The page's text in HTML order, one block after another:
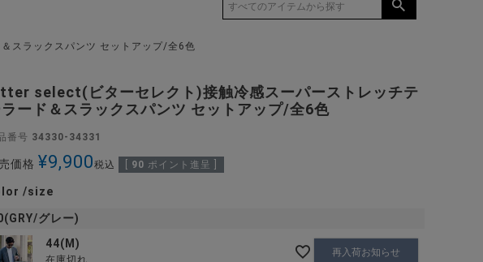
スラックスパンツ セットアップ/全6色
select(ビターセレクト)接触冷感スーパーストレッチテ
ード＆スラックスパンツ セットアップ/全6色
番号 34330-34331
価格 ¥9,900税込 90 ポイント進呈 ]
size
グレー)
44(M)
在庫切れ
再入荷お知らせ